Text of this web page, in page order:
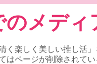
のメディ
く楽しく美しい推し活」
ページが削除されてい